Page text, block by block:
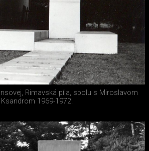
Rimavská píla, spolu s Miroslavom
Ksandrom 1969-1972.